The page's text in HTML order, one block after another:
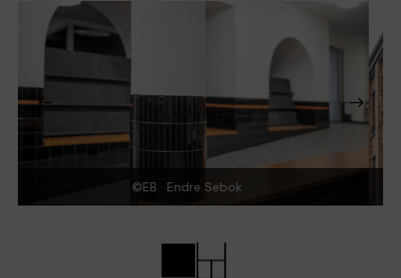
©EB · Endre Sebok